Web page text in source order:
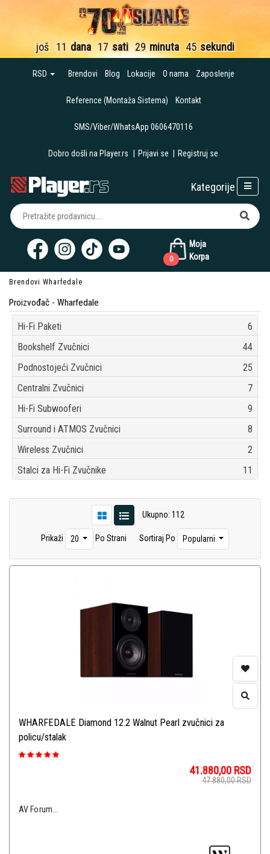
još 11 dana 17 sati 29 minuta 44 sekunde
RSD Brendovi Blog Lokacije O nama Zaposlenje
Reference (Montaža Sistema) Kontakt
SMS/Viber/WhatsApp 0606470116
Dobro došli na Player.rs Prijavi se Registruj se
Moja
Korpa
0
Kategorije
Brendovi Wharfedale
Proizvođač - Wharfedale
Hi-Fi Paketi
6
Bookshelf Zvučnici
44
Podnostojeći Zvučnici
25
Centralni Zvučnici
7
Hi-Fi Subwooferi
9
Surround i ATMOS Zvučnici
8
Wireless Zvučnici
2
Stalci za Hi-Fi Zvučnike
11
Ukupno: 112
Prikaži 20 Po Strani Sortiraj Po Popularni
WHARFEDALE Diamond 12.2 Walnut Pearl zvučnici za
policu/stalak
41.880,00 RSD
47.880,00RSD
AV Forum...